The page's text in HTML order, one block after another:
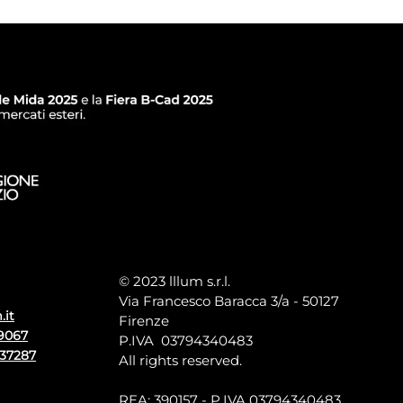
© 2023 lllum s.r.l.
Via Francesco Baracca 3/a - 50127
Firenze
P.IVA 03794340483
All rights reserved.